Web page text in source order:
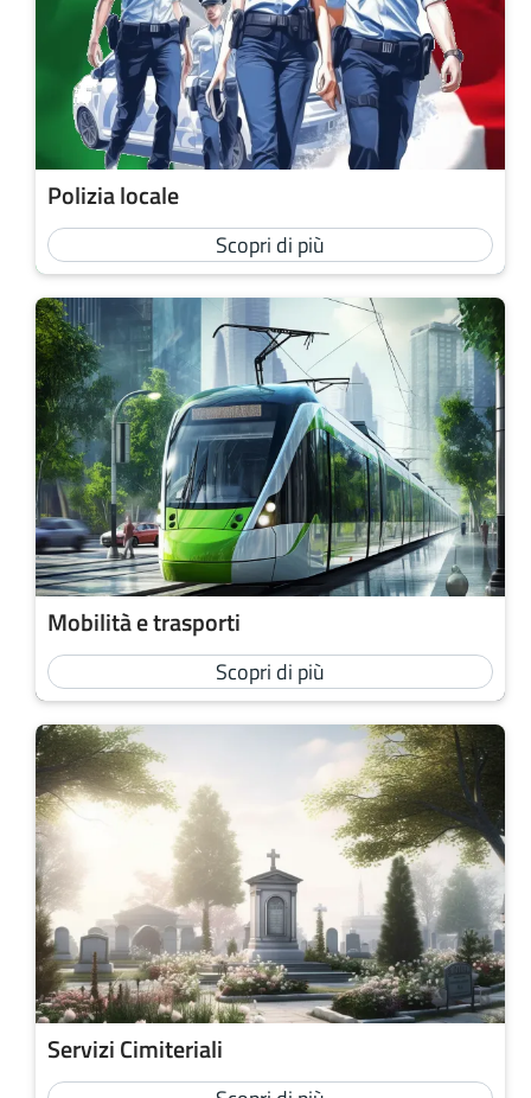
Polizia locale
Scopri di più
Mobilità e trasporti
Scopri di più
Servizi Cimiteriali